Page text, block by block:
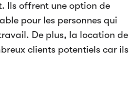
Ils offrent une option de
pour les personnes qui
De plus, la location de
clients potentiels car ils